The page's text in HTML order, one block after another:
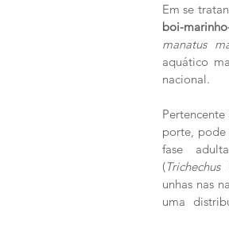
Em se
boi-
manatus
aquático
nacional.
porte,
fase
(Trichechus
unhas nas
uma